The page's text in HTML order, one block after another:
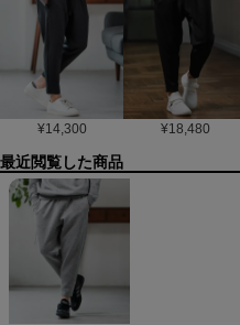
¥14,300 ¥18,480
最近閲覧した商品